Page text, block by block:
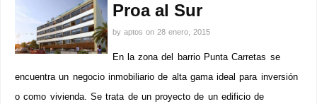
Proa al Sur
by aptos on 28 enero, 2015
En la zona del barrio Punta Carretas se
encuentra un negocio inmobiliario de alta gama ideal para inversión
o como vivienda. Se trata de un proyecto de un edificio de